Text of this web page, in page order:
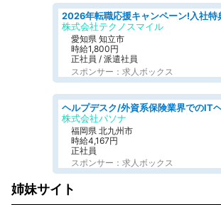
株式会社テクノスマイル
愛知県 知立市
時給1,800円
正社員 / 派遣社員
スポンサー：求人ボックス
株式会社パソナ
福岡県 北九州市
時給4,167円
正社員
スポンサー：求人ボックス
姉妹サイト